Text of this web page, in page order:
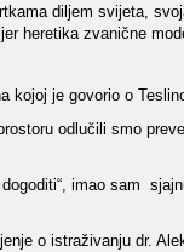
diljem svijeta,
heretika zvanične
kojoj je govorio o
odlučili smo
imao sam
o istraživanju dr.